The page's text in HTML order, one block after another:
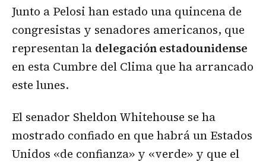
Junto a Pelosi han estado una quincena de
congresistas y senadores americanos, que
representan la delegación estadounidense
en esta Cumbre del Clima que ha arrancado
este lunes.
El senador Sheldon Whitehouse se ha
mostrado confiado en que habrá un Estados
Unidos «de confianza» y «verde» y que el